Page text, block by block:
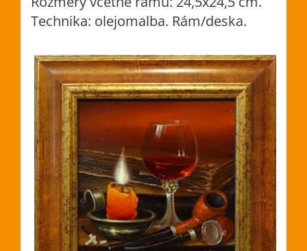
Technika: olejomalba. Rám/deska.